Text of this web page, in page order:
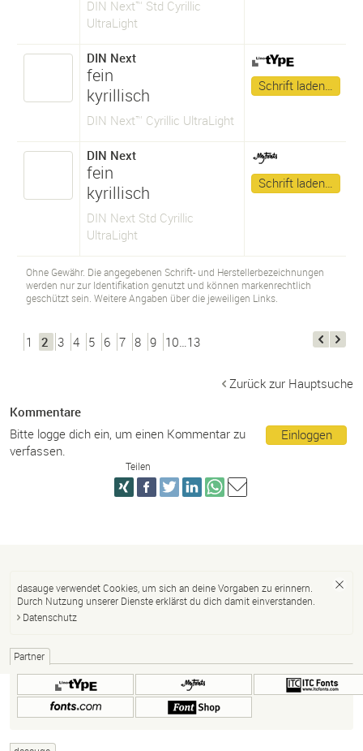
DIN Next™ Std Cyrillic
UltraLight
DIN Next
fein
kyrillisch
DIN Next™ Cyrillic UltraLight
Schrift laden…
DIN Next
fein
kyrillisch
DIN Next Std Cyrillic
UltraLight
Schrift laden…
Ohne Gewähr. Die angegebenen Schrift- und Herstellerbezeichnungen
werden nur zur Identifikation genutzt und können markenrechtlich
geschützt sein. Weitere Angaben über die jeweiligen Links.
1 2 3 4 5 6 7 8 9 10…13
Zurück zur Hauptsuche
Kommentare
Einloggen
Bitte logge dich ein, um einen Kommentar zu
verfassen.
Teilen
dasauge verwendet Cookies, um sich an deine Vorgaben zu erinnern.
Durch Nutzung unserer Dienste erklärst du dich damit einverstanden.
Datenschutz
Partner